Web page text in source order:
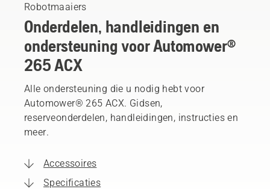
Robotmaaiers
Onderdelen, handleidingen en
ondersteuning voor Automower®
265 ACX
Alle ondersteuning die u nodig hebt voor
Automower® 265 ACX. Gidsen,
reserveonderdelen, handleidingen, instructies en
meer.
Accessoires
Specificaties